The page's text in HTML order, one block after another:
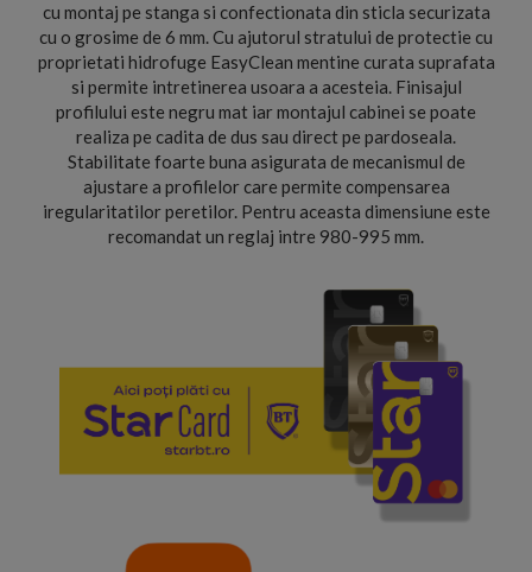
cu montaj pe stanga si confectionata din sticla securizata
cu o grosime de 6 mm. Cu ajutorul stratului de protectie cu
proprietati hidrofuge EasyClean mentine curata suprafata
si permite intretinerea usoara a acesteia. Finisajul
profilului este negru mat iar montajul cabinei se poate
realiza pe cadita de dus sau direct pe pardoseala.
Stabilitate foarte buna asigurata de mecanismul de
ajustare a profilelor care permite compensarea
iregularitatilor peretilor. Pentru aceasta dimensiune este
recomandat un reglaj intre 980-995 mm.